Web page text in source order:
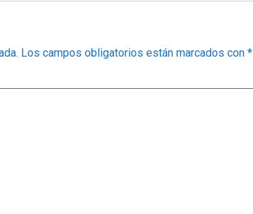
Los campos obligatorios están marcados con *